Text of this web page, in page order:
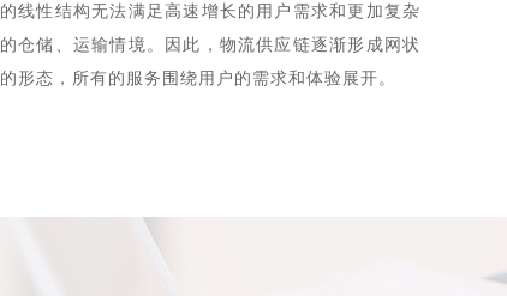
的线性结构无法满足高速增长的用户需求和更加复杂
的仓储、运输情境。因此，物流供应链逐渐形成网状
的形态，所有的服务围绕用户的需求和体验展开。